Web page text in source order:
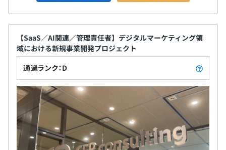
【SaaS／AI関連／管理責任者】デジタルマーケティング領
域における新規事業開発プロジェクト
通過ランク：D